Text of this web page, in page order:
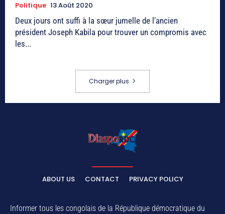
Politique 13 Août 2020
Deux jours ont suffi à la sœur jumelle de l’ancien
président Joseph Kabila pour trouver un compromis avec
les...
Charger plus
ABOUT US CONTACT PRIVACY POLICY
Informer tous les congolais de la République démocratique du